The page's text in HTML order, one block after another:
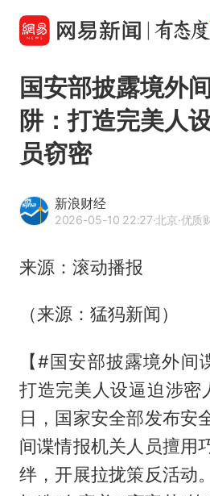
国安部披露境外
阱：打造完美人
员窃密
新浪财经
2026-05-10 22:27·北京·优质
来源：滚动播报
（来源：猛犸新闻）
【#国安部披露境外间
打造完美人设逼迫涉密
日，国家安全部发布安
间谍情报机关人员擅用
绊，开展拉拢策反活动